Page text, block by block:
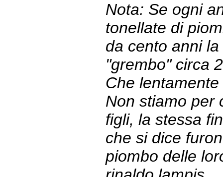
Nota: Se ogni
tonellate di
da cento anni
"grembo" circa
Che
Non stiamo per
figli, la stessa
che si dice
piombo delle